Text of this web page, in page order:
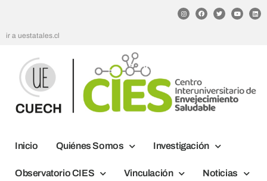
ir a uestatales.cl
Inicio Quiénes Somos Investigación
Observatorio CIES Vinculación Noticias